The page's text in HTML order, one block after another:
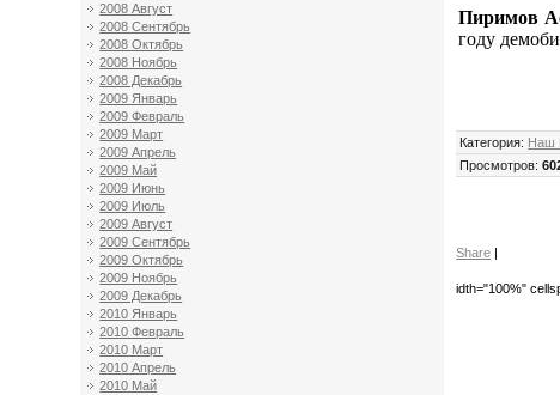
2008 Август
2008 Сентябрь
2008 Октябрь
2008 Ноябрь
2008 Декабрь
2009 Январь
2009 Февраль
2009 Март
2009 Апрель
2009 Май
2009 Июнь
2009 Июль
2009 Август
2009 Сентябрь
2009 Октябрь
2009 Ноябрь
2009 Декабрь
2010 Январь
2010 Февраль
2010 Март
2010 Апрель
2010 Май
Пиримов
году
Категория: Наш
Просмотров:
Share
idth="100%"